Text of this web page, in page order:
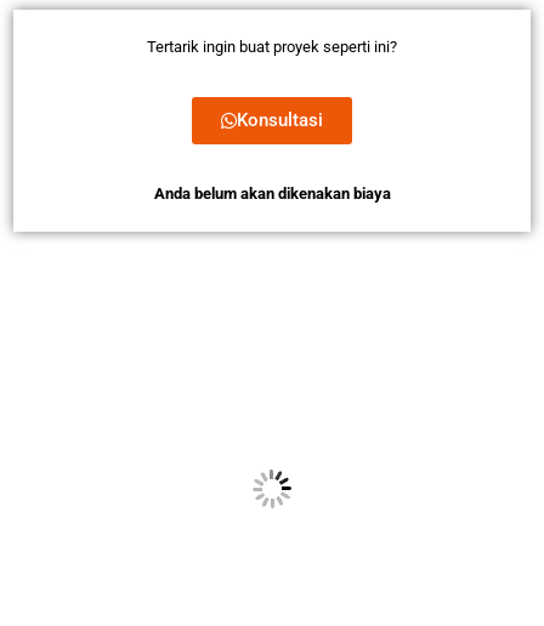
Tertarik ingin buat proyek seperti ini?
Konsultasi
Anda belum akan dikenakan biaya